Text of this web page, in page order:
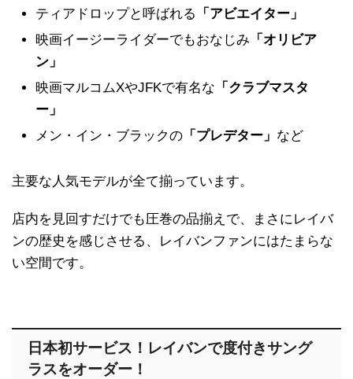
ティアドロップと呼ばれる
「アビエイター」
映画イージーライダーでもおなじみ 「オリビア
ン」
映画マルコムXやJFKで有名な 「クラブマスタ
ー」
メン・イン・ブラックの 「プレデター」 など
主要な人気モデルが全て揃っています。
店内を見回すだけでも圧巻の品揃えで、まさにレイバ
ンの歴史を感じさせる、レイバンファンにはたまらな
い空間です。
日本初サービス！レイバンで度付きサング
ラスをオーダー！